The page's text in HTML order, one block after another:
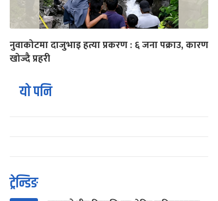
नुवाकोटमा दाजुभाइ हत्या प्रकरण : ६ जना पक्राउ, कारण
खोज्दै प्रहरी
यो पनि
ट्रेन्डिङ